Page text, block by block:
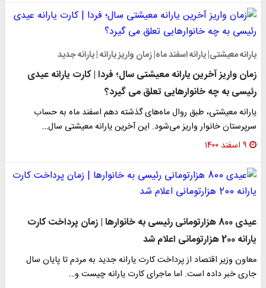
یارانه معیشتی| یارانه اسفند ماه| زمان واریز یارانه | یارانه جدید
زمان واریز آخرین یارانه معیشتی سال؛ فردا | کارت یارانه‌ عیدی
رئیسی به چه خانوارهایی تعلق می گیرد؟
یارانه معیشتی، طبق روال ماه‌های گذشته دهم اسفند ماه به حساب
سرپرستان خانوار واریز می‌شود. این آخرین یارانه معیشتی سال…
۹ اسفند ۱۴۰۰
عیدی 800 هزارتومانی رئیسی به خانوارها | زمان پرداخت کارت
یارانه 200 هزارتومانی اعلام شد
معاون وزیر اقتصاد از پرداخت کارت یارانه جدید به مردم تا پایان سال
جاری خبر داده است. اما ماجرای کارت یارانه چیست و…